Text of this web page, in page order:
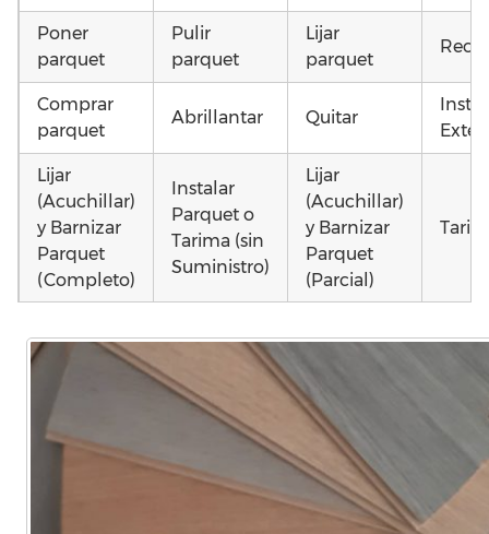
Poner
parquet
Pulir
parquet
Lijar
parquet
Comprar
parquet
Abrillantar Quitar
Lijar
(Acuchillar)
y Barnizar
Parquet
(Completo)
Instalar
Parquet o
Tarima (sin
Suministro)
Lijar
(Acuchillar)
y Barnizar
Parquet
(Parcial)
parquet o
Comercial
parquet o
Tarima
Vivienda
(Completa)
Tarima
Vivienda
(Parcial)